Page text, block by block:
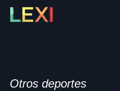
Skip
Otros deportes